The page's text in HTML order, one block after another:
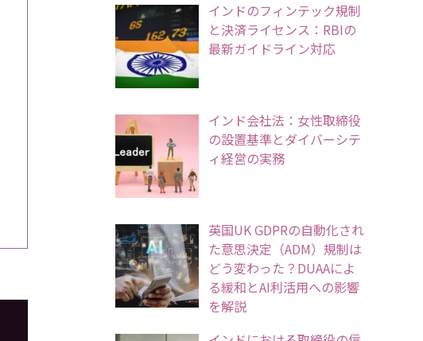
インドのフィンテック規制
と決済ライセンス：RBIの
最新ガイドライン対応
インド会社法：女性取締役
の設置基準とダイバーシテ
ィ経営の実務
英国UK GDPRの自動化され
た意思決定（ADM）規制は
どう変わった？DUAAによ
る緩和とAI利活用への影響
を解説